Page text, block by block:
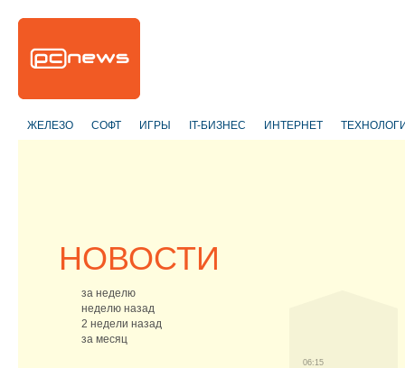
ЖЕЛЕЗО СОФТ ИГРЫ IT-БИЗНЕС ИНТЕРНЕТ
НОВОСТИ
за неделю
неделю назад
2 недели назад
за месяц
06:15